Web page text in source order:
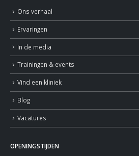
Ons verhaal
Ervaringen
In de media
Trainingen & events
Vind een kliniek
Blog
Vacatures
OPENINGSTIJDEN